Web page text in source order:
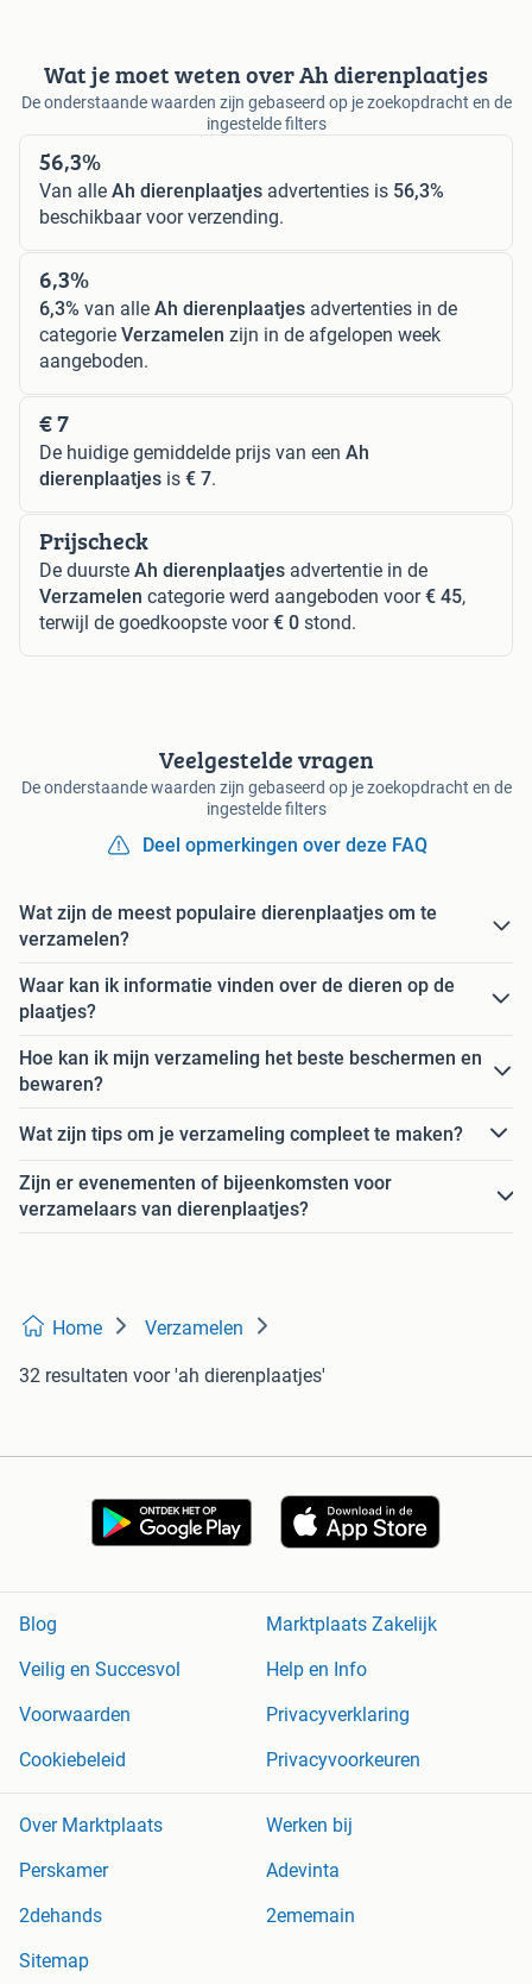
Wat je moet weten over Ah dierenplaatjes
De onderstaande waarden zijn gebaseerd op je zoekopdracht en de
ingestelde filters
56,3%
Van alle Ah dierenplaatjes advertenties is 56,3%
beschikbaar voor verzending.
6,3%
6,3% van alle Ah dierenplaatjes advertenties in de
categorie Verzamelen zijn in de afgelopen week
aangeboden.
€ 7
De huidige gemiddelde prijs van een Ah
dierenplaatjes is € 7.
Prijscheck
De duurste Ah dierenplaatjes advertentie in de
Verzamelen categorie werd aangeboden voor€ 45,
terwijl de goedkoopste voor€ 0 stond.
Veelgestelde vragen
De onderstaande waarden zijn gebaseerd op je zoekopdracht en de
ingestelde filters
Deel opmerkingen over deze FAQ
Wat zijn de meest populaire dierenplaatjes om te
verzamelen?
Waar kan ik informatie vinden over de dieren op de
plaatjes?
Hoe kan ik mijn verzameling het beste beschermen en
bewaren?
Wat zijn tips om je verzameling compleet te maken?
Zijn er evenementen of bijeenkomsten voor
verzamelaars van dierenplaatjes?
Home Verzamelen
32 resultaten voor 'ah dierenplaatjes'
Blog
Marktplaats Zakelijk
Veilig en Succesvol
Help en Info
Voorwaarden
Privacyverklaring
Cookiebeleid
Privacyvoorkeuren
Over Marktplaats
Werken bij
Perskamer
Adevinta
2dehands
2ememain
Sitemap